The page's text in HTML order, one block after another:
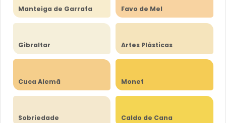
Manteiga de Garrafa Favo de Mel
Gibraltar Artes Plásticas
Cuca Alemã Monet
Sobriedade Caldo de Cana